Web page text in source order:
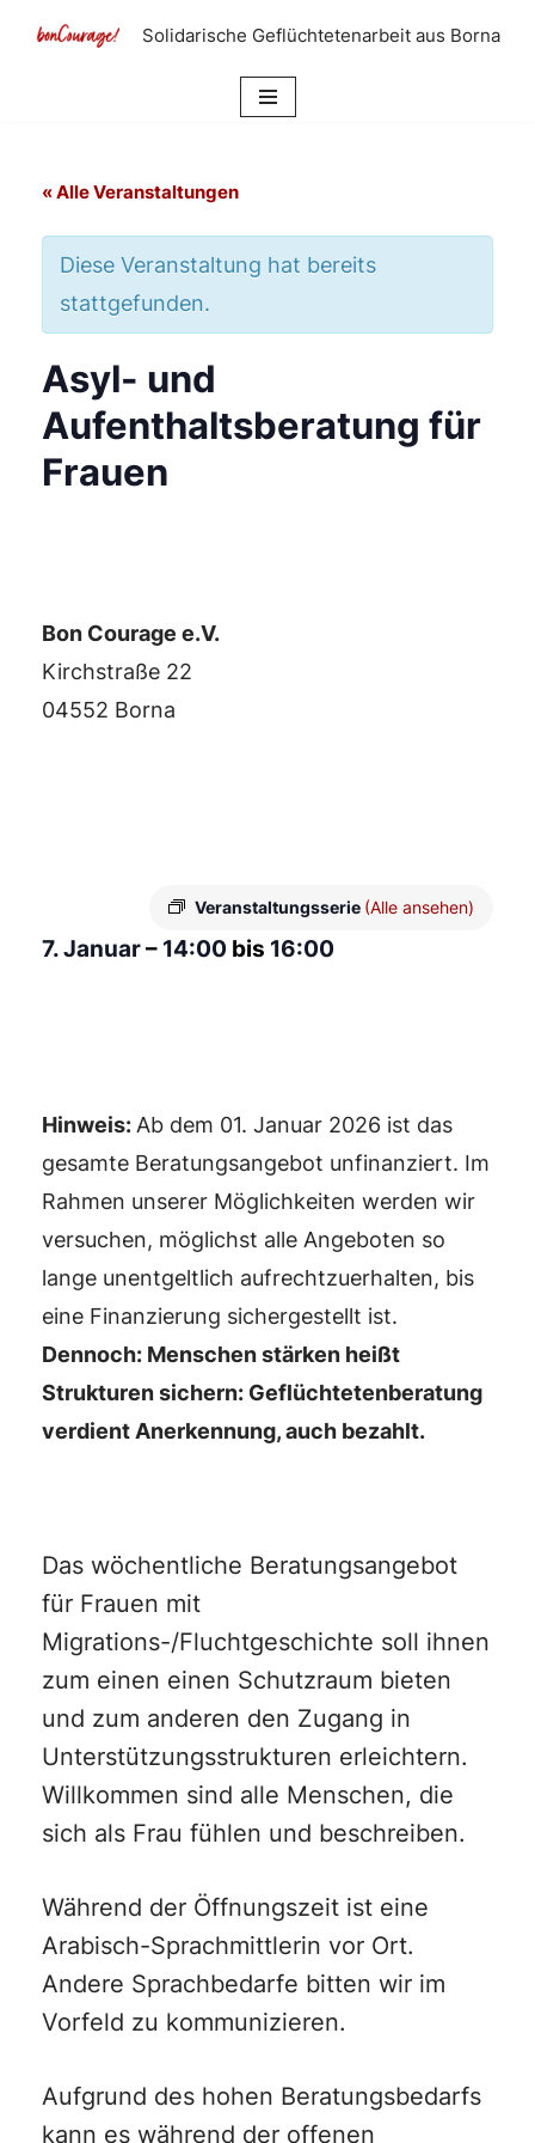
Solidarische Geflüchtetenarbeit aus Borna
« Alle Veranstaltungen
Diese Veranstaltung hat bereits
stattgefunden.
Asyl- und
Aufenthaltsberatung für
Frauen
Bon Courage e.V.
Kirchstraße 22
04552 Borna
Veranstaltungsserie (Alle ansehen)
7. Januar– 14:00 bis 16:00
Hinweis: Ab dem 01. Januar 2026 ist das
gesamte Beratungsangebot unfinanziert. Im
Rahmen unserer Möglichkeiten werden wir
versuchen, möglichst alle Angeboten so
lange unentgeltlich aufrechtzuerhalten, bis
eine Finanzierung sichergestellt ist.
Dennoch: Menschen stärken heißt
Strukturen sichern: Geflüchtetenberatung
verdient Anerkennung, auch bezahlt.
Das wöchentliche Beratungsangebot
für Frauen mit
Migrations-/Fluchtgeschichte soll ihnen
zum einen einen Schutzraum bieten
und zum anderen den Zugang in
Unterstützungsstrukturen erleichtern.
Willkommen sind alle Menschen, die
sich als Frau fühlen und beschreiben.
Während der Öffnungszeit ist eine
Arabisch-Sprachmittlerin vor Ort.
Andere Sprachbedarfe bitten wir im
Vorfeld zu kommunizieren.
Aufgrund des hohen Beratungsbedarfs
kann es während der offenen